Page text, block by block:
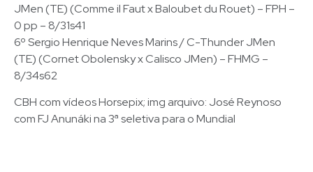
JMen (TE) (Comme il Faut x Baloubet du Rouet) – FPH –
0 pp – 8/31s41
6º Sergio Henrique Neves Marins / C-Thunder JMen
(TE) (Cornet Obolensky x Calisco JMen) – FHMG –
8/34s62
CBH com vídeos Horsepix; img arquivo: José Reynoso
com FJ Anunáki na 3ª seletiva para o Mundial